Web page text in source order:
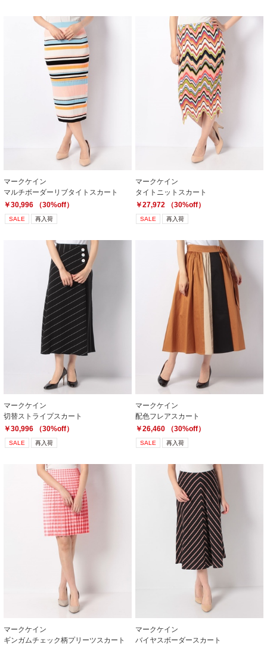
マークケイン
マルチボーダーリブタイトスカート
￥30,996 （30%off）
SALE 再入荷
マークケイン
タイトニットスカート
￥27,972 （30%off）
SALE 再入荷
マークケイン
切替ストライプスカート
￥30,996 （30%off）
SALE 再入荷
マークケイン
配色フレアスカート
￥26,460 （30%off）
SALE 再入荷
マークケイン
ギンガムチェック柄プリーツスカート
マークケイン
バイヤスボーダースカート